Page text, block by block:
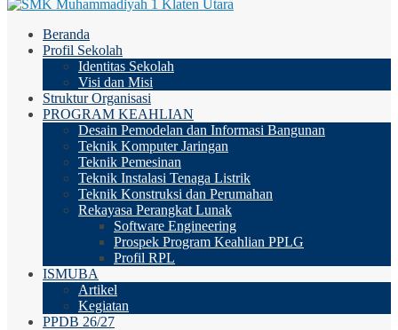
Beranda
Profil Sekolah
Identitas Sekolah
Visi dan Misi
Struktur Organisasi
PROGRAM KEAHLIAN
Desain Pemodelan dan Informasi Bangunan
Teknik Komputer Jaringan
Teknik Pemesinan
Teknik Instalasi Tenaga Listrik
Teknik Konstruksi dan Perumahan
Rekayasa Perangkat Lunak
Software Engineering
Prospek Program Keahlian PPLG
Profil RPL
ISMUBA
Artikel
Kegiatan
PPDB 26/27